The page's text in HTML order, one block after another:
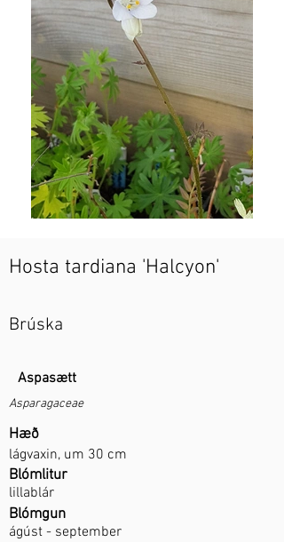
Hosta tardiana 'Halcyon'
Brúska
Aspasætt
Asparagaceae
Hæð
lágvaxin, um 30 cm
Blómlitur
lillablár
Blómgun
ágúst - september